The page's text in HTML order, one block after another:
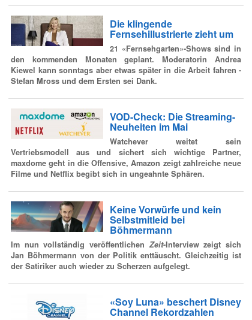
Die klingende
Fernsehillustrierte zieht um
21 «Fernsehgarten»-Shows sind in
den kommenden Monaten geplant. Moderatorin Andrea
Kiewel kann sonntags aber etwas später in die Arbeit fahren -
Stefan Mross und dem Ersten sei Dank.
VOD-Check: Die Streaming-
Neuheiten im Mai
Watchever weitet sein
Vertriebsmodell aus und sichert sich wichtige Partner,
maxdome geht in die Offensive, Amazon zeigt zahlreiche neue
Filme und Netflix begibt sich in ungeahnte Sphären.
Keine Vorwürfe und kein
Selbstmitleid bei
Böhmermann
Im nun vollständig veröffentlichen Zeit-Interview zeigt sich
Jan Böhmermann von der Politik enttäuscht. Gleichzeitig ist
der Satiriker auch wieder zu Scherzen aufgelegt.
«Soy Luna» beschert Disney
Channel Rekordzahlen